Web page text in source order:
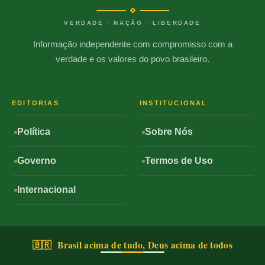
VERDADE · NAÇÃO · LIBERDADE
Informação independente com compromisso com a
verdade e os valores do povo brasileiro.
EDITORIAS
Política
Governo
Internacional
INSTITUCIONAL
Sobre Nós
Termos de Uso
🇧🇷 Brasil acima de tudo, Deus acima de todos